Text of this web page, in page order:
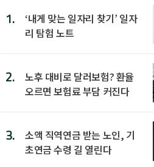
1.
‘내게 맞는 일자리 찾기’ 일자
리 탐험 노트
2.
노후 대비로 달러보험? 환율
오르면 보험료 부담 커진다
3.
소액 직역연금 받는 노인, 기
초연금 수령 길 열린다